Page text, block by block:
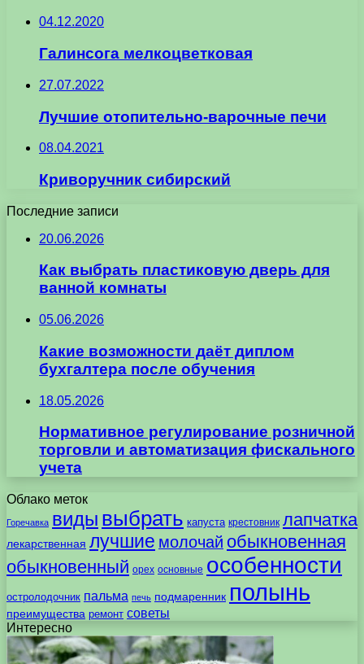
04.12.2020
Галинсога мелкоцветковая
27.07.2022
Лучшие отопительно-варочные печи
08.04.2021
Криворучник сибирский
Последние записи
20.06.2026
Как выбрать пластиковую дверь для
ванной комнаты
05.06.2026
Какие возможности даёт диплом
бухгалтера после обучения
18.05.2026
Нормативное регулирование розничной
торговли и автоматизация фискального
учета
Облако меток
Горечавка виды выбрать капуста крестовник лапчатка
лекарственная лучшие молочай обыкновенная
обыкновенный орех основные особенности
остролодочник пальма печь подмаренник полынь
преимущества ремонт советы
Интересно